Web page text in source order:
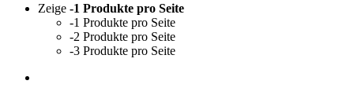
Zeige -1 Produkte pro Seite
-1 Produkte pro Seite
-2 Produkte pro Seite
-3 Produkte pro Seite